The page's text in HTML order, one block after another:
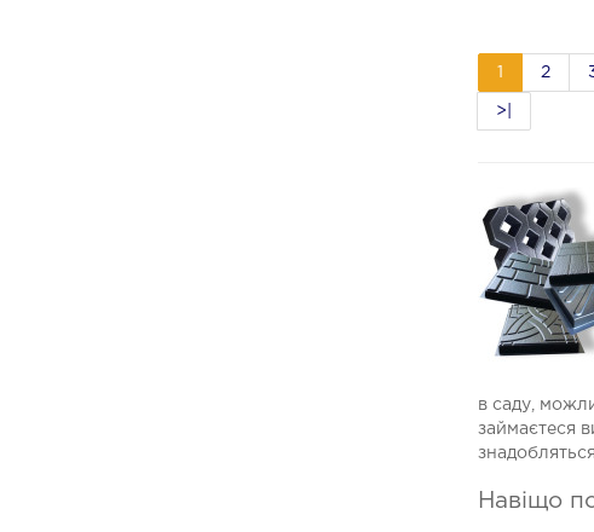
1 2
>|
в саду,
займаєтеся
Навіщо